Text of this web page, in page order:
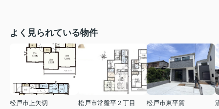
よく見られている物件
松戸市上矢切
松戸市常盤平２丁目
松戸市東平賀